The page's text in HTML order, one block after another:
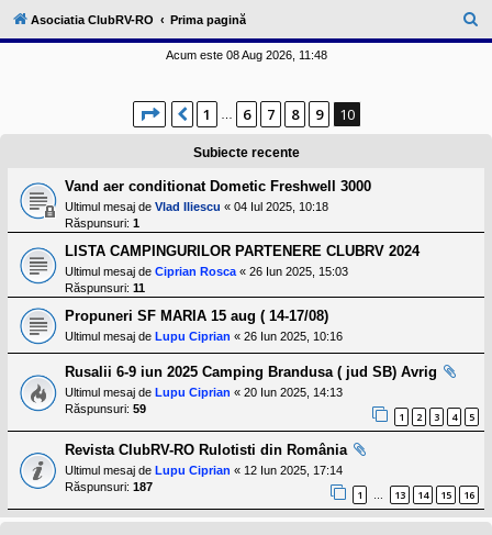
l
u
t
a
t
e
a
p
o
s
e
s
o
r
i
l
o
d
e
r
u
o
t
Asociatia ClubRV-RO Prima pagină
ă
Acum este 08 Aug 2026, 11:48
Pagina 10din 10
Anterior
1 6 7 8 9 10
Subiecte recente
Vand aer conditionat Dometic Freshwell 3000
Ultimul mesaj de Vlad Iliescu « 04 Iul 2025, 10:18
Răspunsuri: 1
LISTA CAMPINGURILOR PARTENERE CLUBRV 2024
Ultimul mesaj de Ciprian Rosca« 26 Iun 2025, 15:03
Răspunsuri: 11
Propuneri SF MARIA 15 aug ( 14-17/08)
Ultimul mesaj de Lupu Ciprian « 26 Iun 2025, 10:16
Rusalii 6-9 iun 2025 Camping Brandusa ( jud SB) Avrig
Ultimul mesaj de Lupu Ciprian « 20 Iun 2025, 14:13
Răspunsuri: 59
1 2 3 4 5
Revista ClubRV-RO Rulotisti din România
Ultimul mesaj de Lupu Ciprian « 12 Iun 2025, 17:14
Răspunsuri: 187
1 … 13 14 15 16